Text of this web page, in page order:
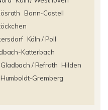
Bonn-Castell
Köln / Poll
Katterbach
/ Refrath Hilden
Humboldt-Gremberg